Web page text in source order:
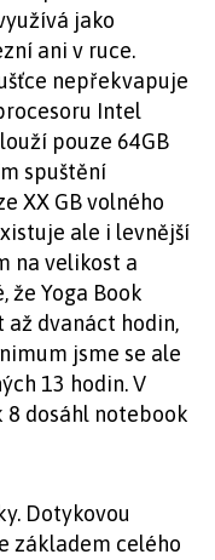
jako
ani v ruce.
nepřekvapuje
Intel
pouze 64GB
spuštění
XX GB volného
ale i levnější
na velikost a
Yoga Book
dvanáct hodin,
jsme se ale
13 hodin. V
8 dosáhl notebook
Dotykovou
základem celého